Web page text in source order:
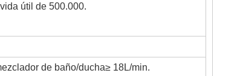
útil de 500.000.
de baño/ducha≥ 18L/min.